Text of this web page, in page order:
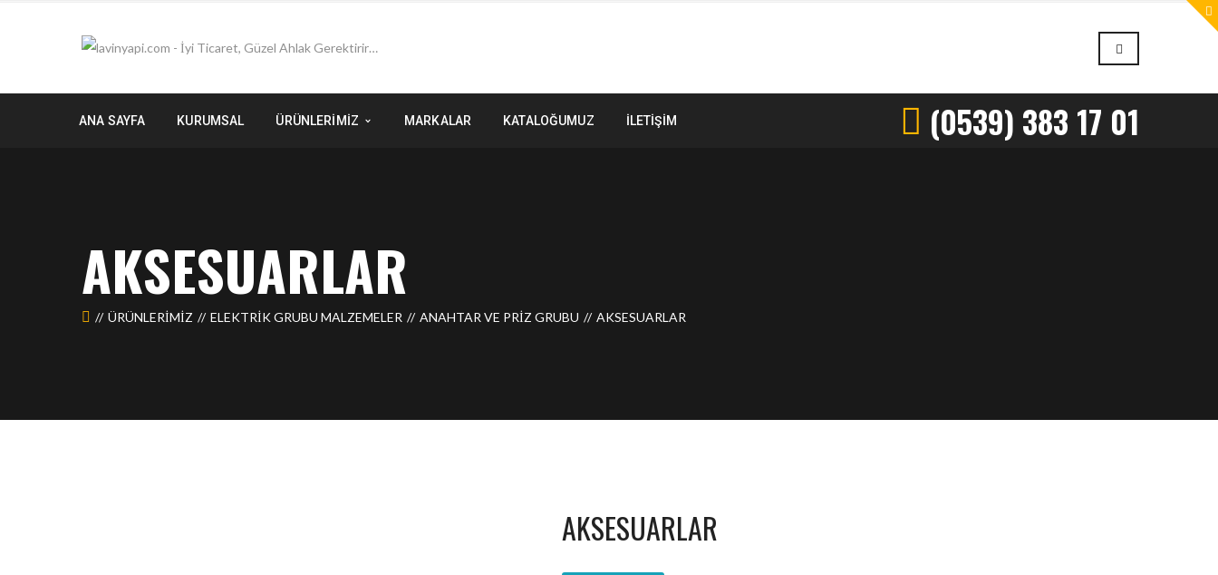
ANA SAYFA KURUMSAL ÜRÜNLERİMİZ MARKALAR KATALOĞUMUZ İLETIŞIM (0539) 383 17 01
AKSESUARLAR
ÜRÜNLERIMIZ ELEKTRİK GRUBU MALZEMELER ANAHTAR VE PRIZ GRUBU AKSESUARLAR
AKSESUARLAR